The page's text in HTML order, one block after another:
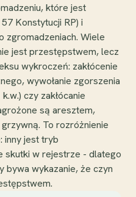
które jest
Konstytucji RP) i
zgromadzeniach. Wiele
jest przestępstwem, lecz
wykroczeń: zakłócenie
wywołanie zgorszenia
czy zakłócanie
są aresztem,
To rozróżnienie
inny jest tryb
skutki w rejestrze - dlatego
bywa wykazanie, że czyn